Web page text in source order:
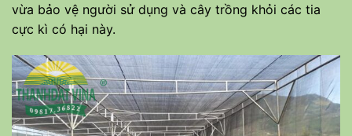
vừa bảo vệ người sử dụng và cây trồng khỏi các tia
cực kì có hại này.